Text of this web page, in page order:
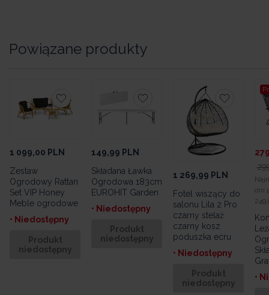
Powiązane produkty
149,99 PLN
Składana Ławka
Ogrodowa 183cm
EUROHIT Garden
• Niedostępny
niedostępny
1 269,99 PLN
Fotel wiszący do
salonu Lila 2 Pro
czarny stelaż
czarny kosz
poduszka ecru
Promocja
279,99PLN
Najniższa cena z 30
dni przed obniżką:
249,99 PLN
Komplet 2szt
Leżak Plażowy
Ogrodowy
Składany Zero
Gravity Antracyt
• Niedostępny
2
•